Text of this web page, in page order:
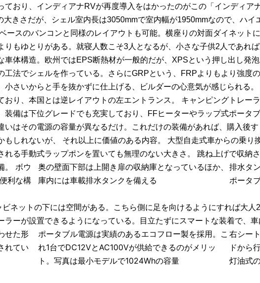
おり、インディアナRVが再度導入をはかったのがこの「インディア
きさだが、シェル室内長は3050mmで室内幅が1950mmなので、ハイ
ースのバンコンと同様のレイアウトも可能。横座りの対面ダイネット
もゆとりがある。就寝人数こそ3人となるが、小さな子供2人であれば
車体構造。欧州ではEPS断熱材が一般的だが、XPSという押し出し発
工法でシェルを作っている。さらにGRPという、FRPよりもより強度
さいからと手を抜かずに仕上げる、ビルダーの心意気が感じられる。
り、本国とは逆レイアウトの左エントランス。 キャンピングトレー
備は下位グレードでも充実しており、FFヒーターやラップ式ポータ
はその電源の容量が異なるだけ。これだけの装備があれば、購入後す
しれないが、 それ以上に価値のある内容。 大型自走式車からの乗り
れる手動式ラップポンを置いても無理のない大きさ。 跳ね上げで収納
。 ボウ
利な構
奥の壁面下部は上開き扉の収納庫となっているほか、
庫内には車載排水タンクを備える
排水タ
ポータ
ネットの下には空間がある。こちら側に足を向けるようにすれば大
ーが設置できるようになっている。目立たずにスマートな装着で、
せた形
れてい
ポータブル電源は実績のあるエコフロー製を採用。こ
れ1台でDC12VとAC100Vが供給できるのがメリッ
ト。写真は最小モデルで1024Whの容量
右シー
ドから
灯油式